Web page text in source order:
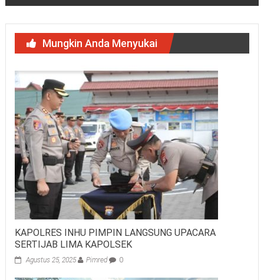
Mungkin Anda Menyukai
KAPOLRES INHU PIMPIN LANGSUNG UPACARA
SERTIJAB LIMA KAPOLSEK
Agustus 25, 2025 Pimred 0